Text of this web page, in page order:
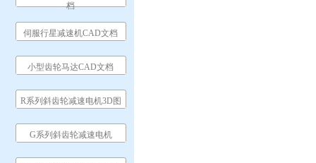
档
伺服行星减速机CAD文档
小型齿轮马达CAD文档
R系列斜齿轮减速电机3D图
G系列斜齿轮减速电机